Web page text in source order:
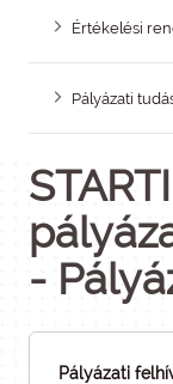
Értékelési
Pályázati
-
Pályázati